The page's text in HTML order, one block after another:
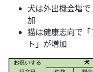
犬は外出機会増
加
猫は健康志向で
ト」が増加